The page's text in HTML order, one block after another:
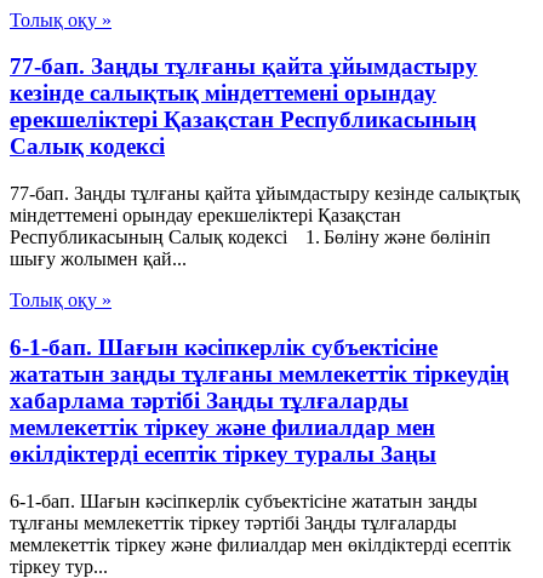
Толық оқу »
77-бап. Заңды тұлғаны қайта ұйымдастыру
кезінде салықтық міндеттемені орындау
ерекшеліктері Қазақстан Республикасының
Салық кодексі
77-бап. Заңды тұлғаны қайта ұйымдастыру кезінде салықтық
міндеттемені орындау ерекшеліктері Қазақстан
Республикасының Салық кодексі 1. Бөліну және бөлініп
шығу жолымен қай...
Толық оқу »
6-1-бап. Шағын кәсіпкерлік субъектісіне
жататын заңды тұлғаны мемлекеттік тіркеудің
хабарлама тәртібі Заңды тұлғаларды
мемлекеттік тіркеу және филиалдар мен
өкілдіктерді есептік тіркеу туралы Заңы
6-1-бап. Шағын кәсіпкерлік субъектісіне жататын заңды
тұлғаны мемлекеттік тіркеу тәртібі Заңды тұлғаларды
мемлекеттік тіркеу және филиалдар мен өкілдіктерді есептік
тіркеу тур...